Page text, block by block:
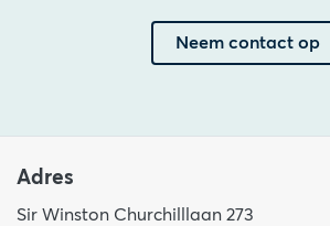
Neem contact op
Adres
Sir Winston Churchilllaan 273